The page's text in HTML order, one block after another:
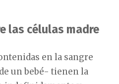
las células madre
en la sangre
un bebé- tienen la